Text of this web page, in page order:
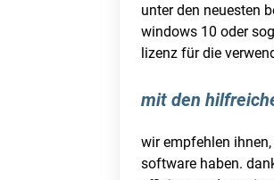
unter den neuesten
windows 10 oder
lizenz für die
mit den
wir empfehlen
software haben.